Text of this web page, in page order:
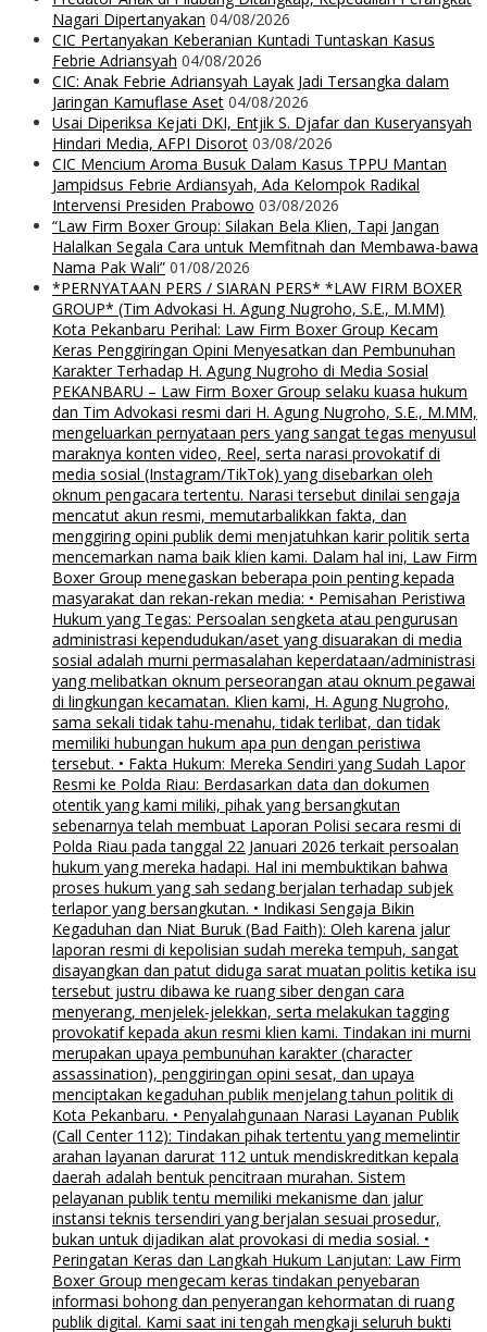
Nagari Dipertanyakan 04/08/2026
CIC Pertanyakan Keberanian Kuntadi Tuntaskan Kasus
Febrie Adriansyah 04/08/2026
CIC: Anak Febrie Adriansyah Layak Jadi Tersangka dalam
Jaringan Kamuflase Aset 04/08/2026
Usai Diperiksa Kejati DKI, Entjik S. Djafar dan Kuseryansyah
Hindari Media, AFPI Disorot 03/08/2026
CIC Mencium Aroma Busuk Dalam Kasus TPPU Mantan
Jampidsus Febrie Ardiansyah, Ada Kelompok Radikal
Intervensi Presiden Prabowo 03/08/2026
“Law Firm Boxer Group: Silakan Bela Klien, Tapi Jangan
Halalkan Segala Cara untuk Memfitnah dan Membawa-bawa
Nama Pak Wali” 01/08/2026
*PERNYATAAN PERS / SIARAN PERS* *LAW FIRM BOXER
GROUP* (Tim Advokasi H. Agung Nugroho, S.E., M.MM)
Kota Pekanbaru Perihal: Law Firm Boxer Group Kecam
Keras Penggiringan Opini Menyesatkan dan Pembunuhan
Karakter Terhadap H. Agung Nugroho di Media Sosial
PEKANBARU – Law Firm Boxer Group selaku kuasa hukum
dan Tim Advokasi resmi dari H. Agung Nugroho, S.E., M.MM,
mengeluarkan pernyataan pers yang sangat tegas menyusul
maraknya konten video, Reel, serta narasi provokatif di
media sosial (Instagram/TikTok) yang disebarkan oleh
oknum pengacara tertentu. Narasi tersebut dinilai sengaja
mencatut akun resmi, memutarbalikkan fakta, dan
menggiring opini publik demi menjatuhkan karir politik serta
mencemarkan nama baik klien kami. Dalam hal ini, Law Firm
Boxer Group menegaskan beberapa poin penting kepada
masyarakat dan rekan-rekan media: • Pemisahan Peristiwa
Hukum yang Tegas: Persoalan sengketa atau pengurusan
administrasi kependudukan/aset yang disuarakan di media
sosial adalah murni permasalahan keperdataan/administrasi
yang melibatkan oknum perseorangan atau oknum pegawai
di lingkungan kecamatan. Klien kami, H. Agung Nugroho,
sama sekali tidak tahu-menahu, tidak terlibat, dan tidak
memiliki hubungan hukum apa pun dengan peristiwa
tersebut. • Fakta Hukum: Mereka Sendiri yang Sudah Lapor
Resmi ke Polda Riau: Berdasarkan data dan dokumen
otentik yang kami miliki, pihak yang bersangkutan
sebenarnya telah membuat Laporan Polisi secara resmi di
Polda Riau pada tanggal 22 Januari 2026 terkait persoalan
hukum yang mereka hadapi. Hal ini membuktikan bahwa
proses hukum yang sah sedang berjalan terhadap subjek
terlapor yang bersangkutan. • Indikasi Sengaja Bikin
Kegaduhan dan Niat Buruk (Bad Faith): Oleh karena jalur
laporan resmi di kepolisian sudah mereka tempuh, sangat
disayangkan dan patut diduga sarat muatan politis ketika isu
tersebut justru dibawa ke ruang siber dengan cara
menyerang, menjelek-jelekkan, serta melakukan tagging
provokatif kepada akun resmi klien kami. Tindakan ini murni
merupakan upaya pembunuhan karakter (character
assassination), penggiringan opini sesat, dan upaya
menciptakan kegaduhan publik menjelang tahun politik di
Kota Pekanbaru. • Penyalahgunaan Narasi Layanan Publik
(Call Center 112): Tindakan pihak tertentu yang memelintir
arahan layanan darurat 112 untuk mendiskreditkan kepala
daerah adalah bentuk pencitraan murahan. Sistem
pelayanan publik tentu memiliki mekanisme dan jalur
instansi teknis tersendiri yang berjalan sesuai prosedur,
bukan untuk dijadikan alat provokasi di media sosial. •
Peringatan Keras dan Langkah Hukum Lanjutan: Law Firm
Boxer Group mengecam keras tindakan penyebaran
informasi bohong dan penyerangan kehormatan di ruang
publik digital. Kami saat ini tengah mengkaji seluruh bukti